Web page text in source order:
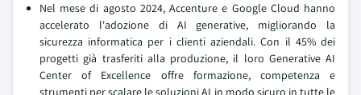
Nel mese di agosto 2024, Accenture e Google Cloud hanno
accelerato l'adozione di AI generative, migliorando la
sicurezza informatica per i clienti aziendali. Con il 45% dei
progetti già trasferiti alla produzione, il loro Generative AI
Center of Excellence offre formazione, competenza e
strumenti per scalare le soluzioni AI in modo sicuro in tutte le